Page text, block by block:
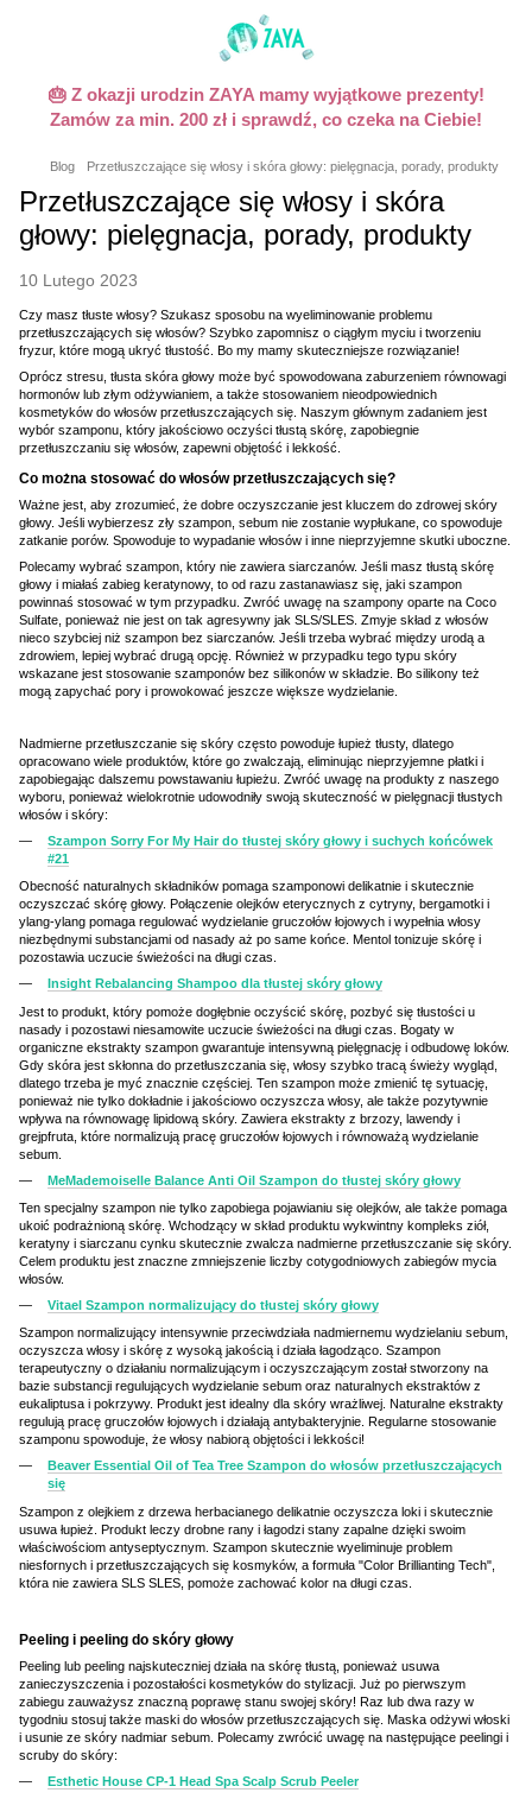
🎂 Z okazji urodzin ZAYA mamy wyjątkowe prezenty!
Zamów za min. 200 zł i sprawdź, co czeka na Ciebie!
Blog Przetłuszczające się włosy i skóra głowy: pielęgnacja, porady, produkty
Przetłuszczające się włosy i skóra
głowy: pielęgnacja, porady, produkty
10 Lutego 2023
Czy masz tłuste włosy? Szukasz sposobu na wyeliminowanie problemu
przetłuszczających się włosów? Szybko zapomnisz o ciągłym myciu i tworzeniu
fryzur, które mogą ukryć tłustość. Bo my mamy skuteczniejsze rozwiązanie!
Oprócz stresu, tłusta skóra głowy może być spowodowana zaburzeniem równowagi
hormonów lub złym odżywianiem, a także stosowaniem nieodpowiednich
kosmetyków do włosów przetłuszczających się. Naszym głównym zadaniem jest
wybór szamponu, który jakościowo oczyści tłustą skórę, zapobiegnie
przetłuszczaniu się włosów, zapewni objętość i lekkość.
Co można stosować do włosów przetłuszczających się?
Ważne jest, aby zrozumieć, że dobre oczyszczanie jest kluczem do zdrowej skóry
głowy. Jeśli wybierzesz zły szampon, sebum nie zostanie wypłukane, co spowoduje
zatkanie porów. Spowoduje to wypadanie włosów i inne nieprzyjemne skutki uboczne.
Polecamy wybrać szampon, który nie zawiera siarczanów. Jeśli masz tłustą skórę
głowy i miałaś zabieg keratynowy, to od razu zastanawiasz się, jaki szampon
powinnaś stosować w tym przypadku. Zwróć uwagę na szampony oparte na Coco
Sulfate, ponieważ nie jest on tak agresywny jak SLS/SLES. Zmyje skład z włosów
nieco szybciej niż szampon bez siarczanów. Jeśli trzeba wybrać między urodą a
zdrowiem, lepiej wybrać drugą opcję. Również w przypadku tego typu skóry
wskazane jest stosowanie szamponów bez silikonów w składzie. Bo silikony też
mogą zapychać pory i prowokować jeszcze większe wydzielanie.
Nadmierne przetłuszczanie się skóry często powoduje łupież tłusty, dlatego
opracowano wiele produktów, które go zwalczają, eliminując nieprzyjemne płatki i
zapobiegając dalszemu powstawaniu łupieżu. Zwróć uwagę na produkty z naszego
wyboru, ponieważ wielokrotnie udowodniły swoją skuteczność w pielęgnacji tłustych
włosów i skóry:
Szampon Sorry For My Hair do tłustej skóry głowy i suchych końcówek
#21
Obecność naturalnych składników pomaga szamponowi delikatnie i skutecznie
oczyszczać skórę głowy. Połączenie olejków eterycznych z cytryny, bergamotki i
ylang-ylang pomaga regulować wydzielanie gruczołów łojowych i wypełnia włosy
niezbędnymi substancjami od nasady aż po same końce. Mentol tonizuje skórę i
pozostawia uczucie świeżości na długi czas.
Insight Rebalancing Shampoo dla tłustej skóry głowy
Jest to produkt, który pomoże dogłębnie oczyścić skórę, pozbyć się tłustości u
nasady i pozostawi niesamowite uczucie świeżości na długi czas. Bogaty w
organiczne ekstrakty szampon gwarantuje intensywną pielęgnację i odbudowę loków.
Gdy skóra jest skłonna do przetłuszczania się, włosy szybko tracą świeży wygląd,
dlatego trzeba je myć znacznie częściej. Ten szampon może zmienić tę sytuację,
ponieważ nie tylko dokładnie i jakościowo oczyszcza włosy, ale także pozytywnie
wpływa na równowagę lipidową skóry. Zawiera ekstrakty z brzozy, lawendy i
grejpfruta, które normalizują pracę gruczołów łojowych i równoważą wydzielanie
sebum.
MeMademoiselle Balance Anti Oil Szampon do tłustej skóry głowy
Ten specjalny szampon nie tylko zapobiega pojawianiu się olejków, ale także pomaga
ukoić podrażnioną skórę. Wchodzący w skład produktu wykwintny kompleks ziół,
keratyny i siarczanu cynku skutecznie zwalcza nadmierne przetłuszczanie się skóry.
Celem produktu jest znaczne zmniejszenie liczby cotygodniowych zabiegów mycia
włosów.
Vitael Szampon normalizujący do tłustej skóry głowy
Szampon normalizujący intensywnie przeciwdziała nadmiernemu wydzielaniu sebum,
oczyszcza włosy i skórę z wysoką jakością i działa łagodząco. Szampon
terapeutyczny o działaniu normalizującym i oczyszczającym został stworzony na
bazie substancji regulujących wydzielanie sebum oraz naturalnych ekstraktów z
eukaliptusa i pokrzywy. Produkt jest idealny dla skóry wrażliwej. Naturalne ekstrakty
regulują pracę gruczołów łojowych i działają antybakteryjnie. Regularne stosowanie
szamponu spowoduje, że włosy nabiorą objętości i lekkości!
Beaver Essential Oil of Tea Tree Szampon do włosów przetłuszczających
się
Szampon z olejkiem z drzewa herbacianego delikatnie oczyszcza loki i skutecznie
usuwa łupież. Produkt leczy drobne rany i łagodzi stany zapalne dzięki swoim
właściwościom antyseptycznym. Szampon skutecznie wyeliminuje problem
niesfornych i przetłuszczających się kosmyków, a formuła "Color Brillianting Tech",
która nie zawiera SLS SLES, pomoże zachować kolor na długi czas.
Peeling i peeling do skóry głowy
Peeling lub peeling najskuteczniej działa na skórę tłustą, ponieważ usuwa
zanieczyszczenia i pozostałości kosmetyków do stylizacji. Już po pierwszym
zabiegu zauważysz znaczną poprawę stanu swojej skóry! Raz lub dwa razy w
tygodniu stosuj także maski do włosów przetłuszczających się. Maska odżywi włoski
i usunie ze skóry nadmiar sebum. Polecamy zwrócić uwagę na następujące peelingi i
scruby do skóry:
Esthetic House CP-1 Head Spa Scalp Scrub Peeler